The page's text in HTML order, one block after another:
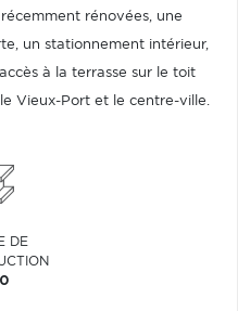
rénovées, une
un stationnement intérieur,
à la terrasse sur le toit
Vieux-Port et le centre-ville.
DE